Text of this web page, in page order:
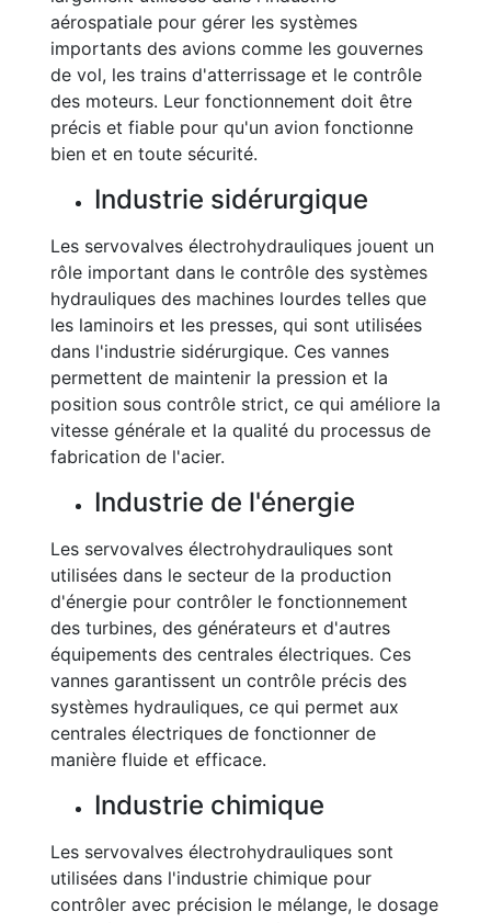
aérospatiale pour gérer les systèmes
importants des avions comme les gouvernes
de vol, les trains d'atterrissage et le contrôle
des moteurs. Leur fonctionnement doit être
précis et fiable pour qu'un avion fonctionne
bien et en toute sécurité.
Industrie sidérurgique
Les servovalves électrohydrauliques jouent un
rôle important dans le contrôle des systèmes
hydrauliques des machines lourdes telles que
les laminoirs et les presses, qui sont utilisées
dans l'industrie sidérurgique. Ces vannes
permettent de maintenir la pression et la
position sous contrôle strict, ce qui améliore la
vitesse générale et la qualité du processus de
fabrication de l'acier.
Industrie de l'énergie
Les servovalves électrohydrauliques sont
utilisées dans le secteur de la production
d'énergie pour contrôler le fonctionnement
des turbines, des générateurs et d'autres
équipements des centrales électriques. Ces
vannes garantissent un contrôle précis des
systèmes hydrauliques, ce qui permet aux
centrales électriques de fonctionner de
manière fluide et efficace.
Industrie chimique
Les servovalves électrohydrauliques sont
utilisées dans l'industrie chimique pour
contrôler avec précision le mélange, le dosage